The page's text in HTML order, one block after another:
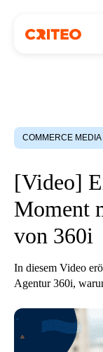
COMMERCE MEDIA
[Video]
Moment
von 360i
In diesem Video
Agentur 360i,